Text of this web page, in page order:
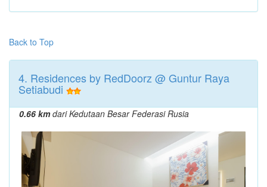
Back to Top
4. Residences by RedDoorz @ Guntur Raya
Setiabudi
0.66 kmdari Kedutaan Besar Federasi Rusia